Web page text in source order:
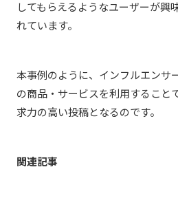
してもらえるようなユーザーが興
れています。
本事例のように、インフルエンサ
の商品・サービスを利用すること
求力の高い投稿となるのです。
関連記事